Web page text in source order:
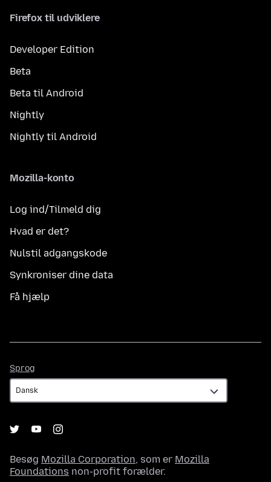
Firefox til udviklere
Developer Edition
Beta
Beta til Android
Nightly
Nightly til Android
Mozilla-konto
Log ind/Tilmeld dig
Hvad er det?
Nulstil adgangskode
Synkroniser dine data
Få hjælp
Sprog
Besøg Mozilla Corporation, som er Mozilla
Foundations non-profit forælder.